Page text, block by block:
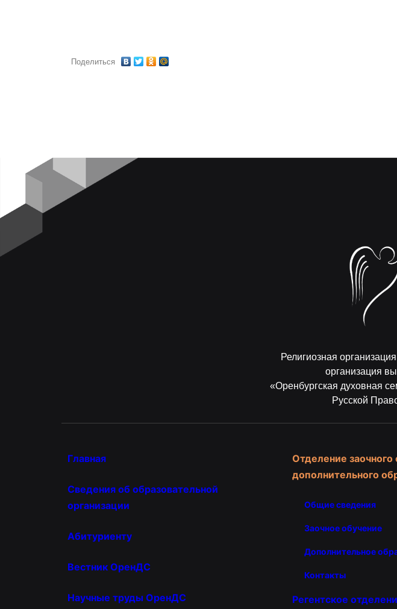
Поделиться
Религиозная
организация
«Оренбургская духовная
Русской
Главная
Сведения об образовательной
организации
Абитуриенту
Вестник ОренДС
Научные труды ОренДС
Отделение заочного
дополнительного
Общие сведения
Заочное обучение
Дополнительное
Контакты
Регентское